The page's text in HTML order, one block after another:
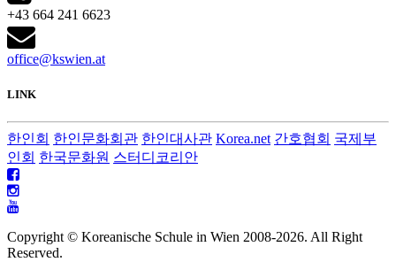
+43 664 241 6623
office@kswien.at
LINK
한인회 한인문화회관 한인대사관 Korea.net 간호협회 국제부
인회 한국문화원 스터디코리안
Copyright © Koreanische Schule in Wien 2008-2026. All Right
Reserved.